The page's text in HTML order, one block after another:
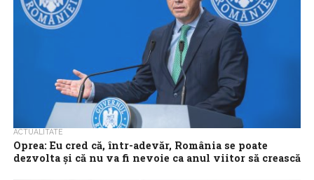
ACTUALITATE
Oprea: Eu cred că, într-adevăr, România se poate
dezvolta şi că nu va fi nevoie ca anul viitor să crească